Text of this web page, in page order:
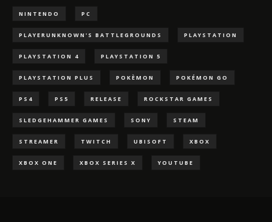
NINTENDO PC
PLAYERUNKNOWN'S BATTLEGROUNDS PLAYSTATION
PLAYSTATION 4 PLAYSTATION 5
PLAYSTATION PLUS POKÈMON POKÉMON GO
PS4 PS5 RELEASE ROCKSTAR GAMES
SLEDGEHAMMER GAMES SONY STEAM
STREAMER TWITCH UBISOFT XBOX
XBOX ONE XBOX SERIES X YOUTUBE